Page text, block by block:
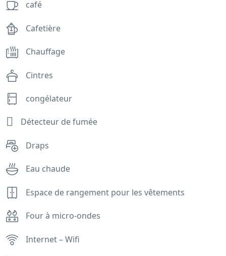
café
Cafetière
Chauffage
Cintres
congélateur
Détecteur de fumée
Draps
Eau chaude
Espace de rangement pour les vêtements
Four à micro-ondes
Internet – Wifi